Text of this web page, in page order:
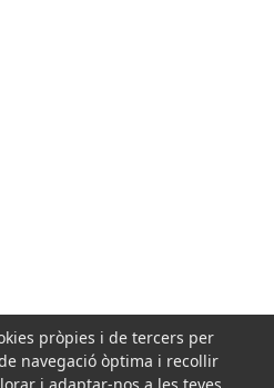
pròpies i de tercers per
navegació òptima i recollir